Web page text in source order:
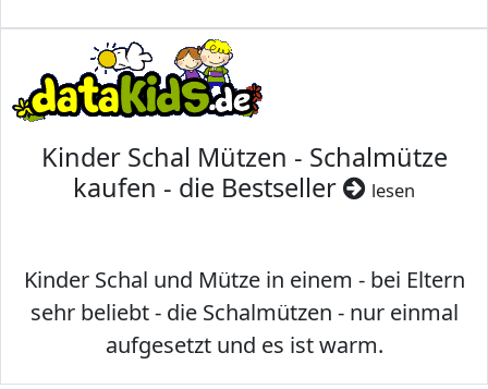
Kinder Schal Mützen - Schalmütze
kaufen - die Bestseller
lesen
Kinder Schal und Mütze in einem - bei Eltern
sehr beliebt - die Schalmützen - nur einmal
aufgesetzt und es ist warm.